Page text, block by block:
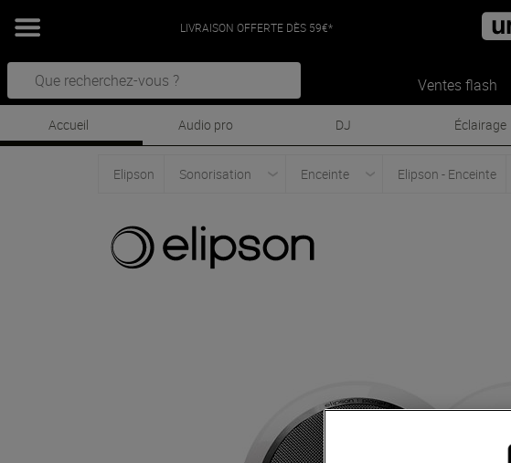
LIVRAISON OFFERTE DÈS 59€*
Ventes flash
Accueil Audio pro DJ Éclairage
Elipson Sonorisation Enceinte Elipson - Enceinte